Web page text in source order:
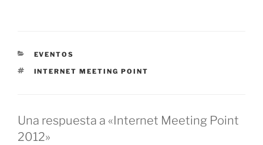
CATEGORÍAS
EVENTOS
ETIQUETAS
INTERNET MEETING POINT
Una respuesta a «Internet Meeting Point
2012»